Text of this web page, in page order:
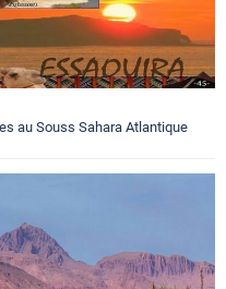
au Souss Sahara Atlantique